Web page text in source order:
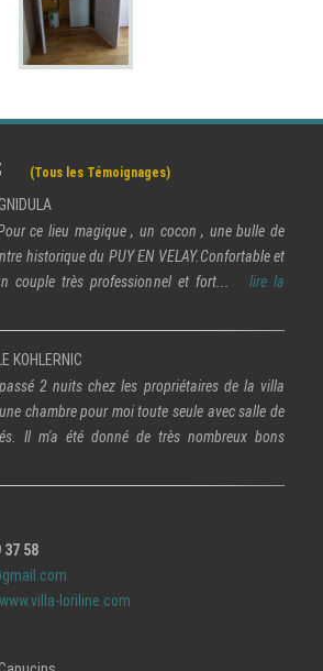
(Tous les Témoignages)
ce lieu magique , un cocon , une bulle de
historique du PUY EN VELAY.Confortable et
couple très professionnel et fort... lire la
KOHLERNIC
2 nuits chez les propriétaires de la villa
chambre pour moi toute seule avec salle de
Il m'a été donné de très nombreux bons
37 58
loriline.com